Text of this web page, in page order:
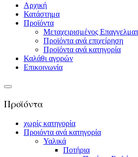
Αρχική
Κατάστημα
Προϊόντα
Μεταχειρισμένος
Προϊόντα ανά επιχείρηση
Προϊόντα ανά κατηγορία
Καλάθι αγορών
Επικοινωνία
Προϊόντα
χωρίς κατηγορία
Προιόντα ανά κατηγορία
Υαλικά
Ποτήρια